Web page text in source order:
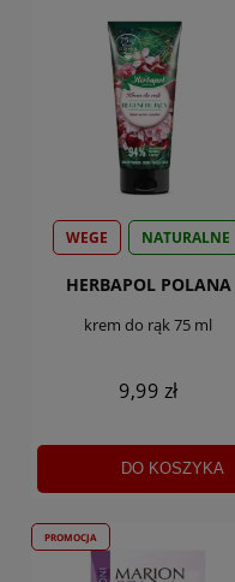
WEGE NATURALNE
HERBAPOL POLANA
krem do rąk 75 ml
9,99 zł
DO KOSZYKA
PROMOCJA